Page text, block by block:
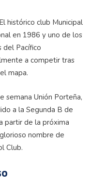
histórico club Municipal
en 1986 y uno de los
del Pacífico
a competir tras
mapa.
semana Unión Porteña,
a la Segunda B de
partir de la próxima
nombre de
Club.